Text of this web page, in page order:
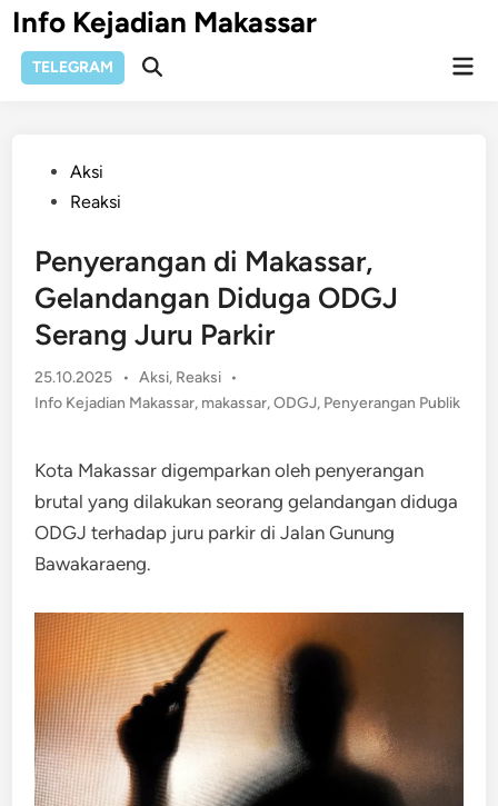
Skip
to
content
Info Kejadian Makassar
TELEGRAM
Open
PostedAksi
Reaksi
Penyerangan di Makassar,
Gelandangan Diduga ODGJ
Serang Juru Parkir
25.10.2025 • Posted
in
Aksi, Reaksi •
Info Kejadian Makassar, makassar,ODGJ, Penyerangan Publik
Kota Makassar digemparkan oleh penyerangan
brutal yang dilakukan seorang gelandangan diduga
ODGJ terhadap juru parkir di Jalan Gunung
Bawakaraeng.